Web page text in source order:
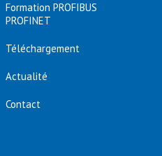
Formation PROFIBUS
PROFINET
Téléchargement
Actualité
Contact